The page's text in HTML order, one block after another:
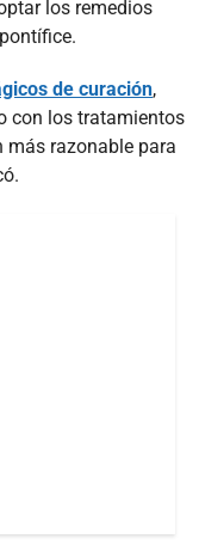
los remedios
de curación,
con los tratamientos
más razonable para